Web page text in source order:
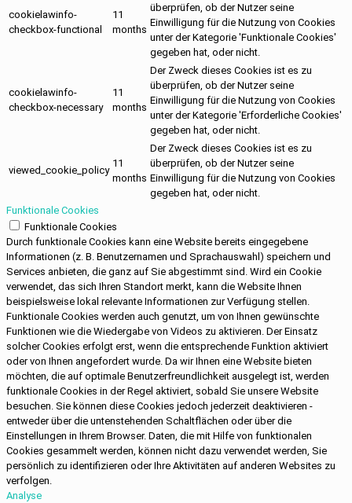
cookielawinfo-
checkbox-functional
11
months
überprüfen, ob der Nutzer seine
Einwilligung für die Nutzung von Cookies
unter der Kategorie 'Funktionale Cookies'
gegeben hat, oder nicht.
cookielawinfo-
checkbox-necessary
11
months
Der Zweck dieses Cookies ist es zu
überprüfen, ob der Nutzer seine
Einwilligung für die Nutzung von Cookies
unter der Kategorie 'Erforderliche Cookies'
gegeben hat, oder nicht.
viewed_cookie_policy
11
months
Der Zweck dieses Cookies ist es zu
überprüfen, ob der Nutzer seine
Einwilligung für die Nutzung von Cookies
gegeben hat, oder nicht.
Funktionale Cookies
Funktionale Cookies
Durch funktionale Cookies kann eine Website bereits eingegebene
Informationen (z. B. Benutzernamen und Sprachauswahl) speichern und
Services anbieten, die ganz auf Sie abgestimmt sind. Wird ein Cookie
verwendet, das sich Ihren Standort merkt, kann die Website Ihnen
beispielsweise lokal relevante Informationen zur Verfügung stellen.
Funktionale Cookies werden auch genutzt, um von Ihnen gewünschte
Funktionen wie die Wiedergabe von Videos zu aktivieren. Der Einsatz
solcher Cookies erfolgt erst, wenn die entsprechende Funktion aktiviert
oder von Ihnen angefordert wurde. Da wir Ihnen eine Website bieten
möchten, die auf optimale Benutzerfreundlichkeit ausgelegt ist, werden
funktionale Cookies in der Regel aktiviert, sobald Sie unsere Website
besuchen. Sie können diese Cookies jedoch jederzeit deaktivieren -
entweder über die untenstehenden Schaltflächen oder über die
Einstellungen in Ihrem Browser. Daten, die mit Hilfe von funktionalen
Cookies gesammelt werden, können nicht dazu verwendet werden, Sie
persönlich zu identifizieren oder Ihre Aktivitäten auf anderen Websites zu
verfolgen.
Analyse